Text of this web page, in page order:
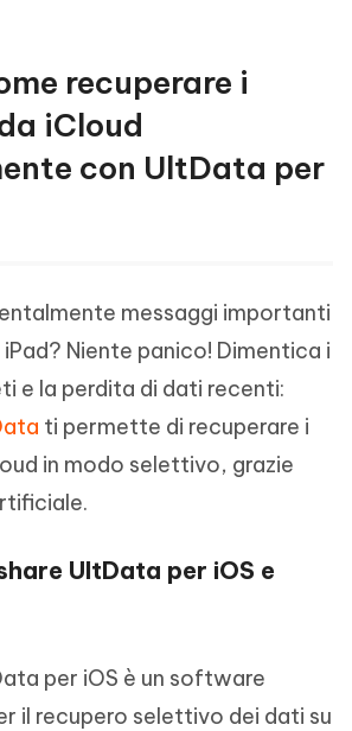
recuperare i
iCloud
con UltData per
messaggi importanti
Niente panico! Dimentica i
e la perdita di dati recenti:
ti permette di recuperare i
in modo selettivo, grazie
UltData per iOS e
per iOS è un software
il recupero selettivo dei dati su